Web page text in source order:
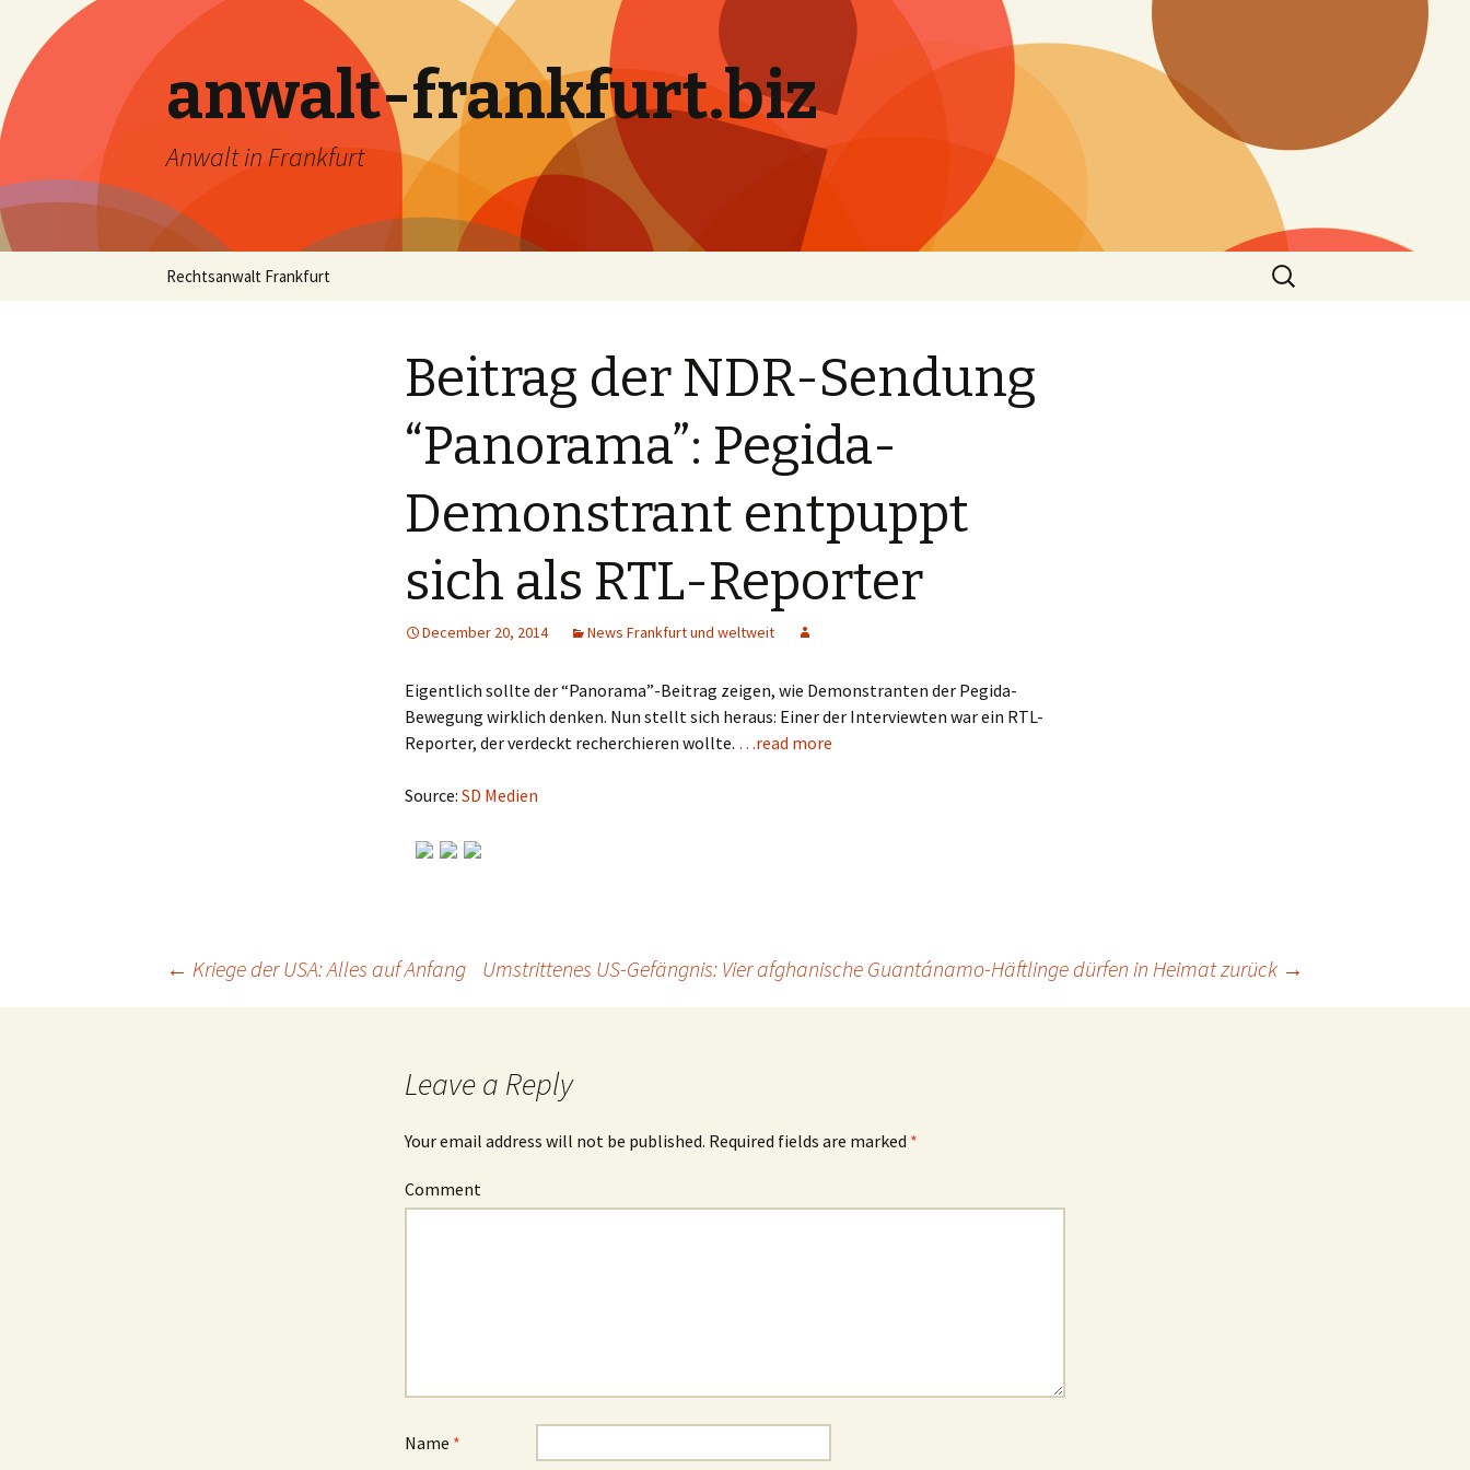
anwalt-frankfurt.biz
Anwalt in Frankfurt
Skip
Rechtsanwalt Frankfurt
Search
for:
Beitrag der NDR-Sendung
“Panorama”: Pegida-
Demonstrant entpuppt
sich als RTL-Reporter
December 20, 2014 News Frankfurt und weltweit
Eigentlich sollte der “Panorama”-Beitrag zeigen, wie Demonstranten der Pegida-
Bewegung wirklich denken. Nun stellt sich heraus: Einer der Interviewten war ein RTL-
Reporter, der verdeckt recherchieren wollte. …read more
Source: SD Medien
Post
← Kriege der USA: Alles auf Anfang Umstrittenes US-Gefängnis: Vier afghanische Guantánamo-Häftlinge dürfen in Heimat zurück →
Leave a Reply
Your email address will not be published. Required fields are marked *
Comment
Name *